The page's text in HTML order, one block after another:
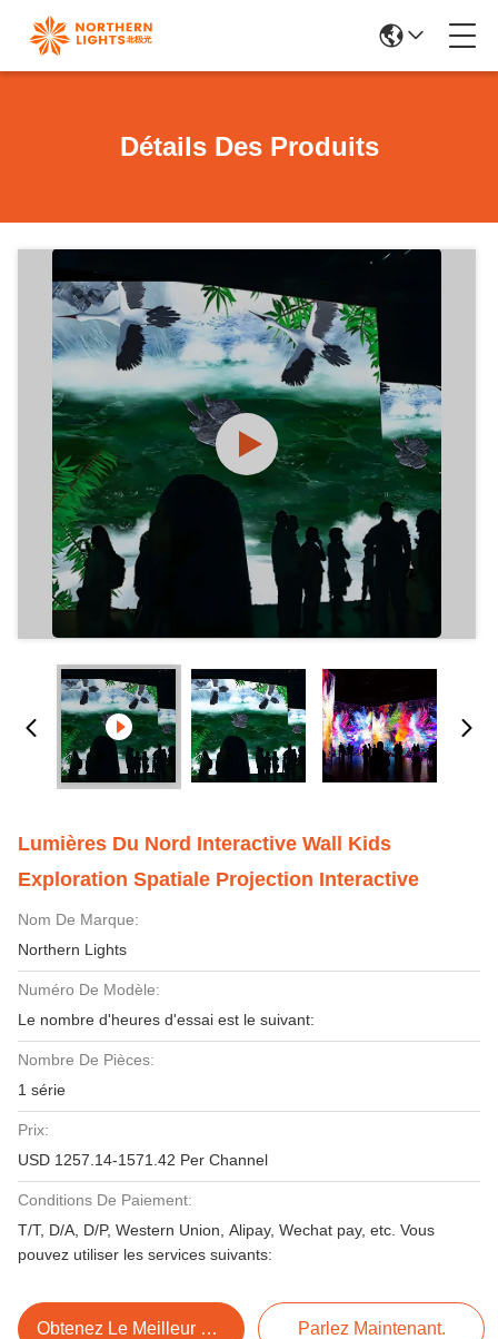
Détails Des Produits
Lumières Du Nord Interactive Wall Kids
Exploration Spatiale Projection Interactive
Nom De Marque:
Northern Lights
Numéro De Modèle:
Le nombre d'heures d'essai est le suivant:
Nombre De Pièces:
1 série
Prix:
USD 1257.14-1571.42 Per Channel
Conditions De Paiement:
T/T, D/A, D/P, Western Union, Alipay, Wechat pay, etc. Vous
pouvez utiliser les services suivants:
Obtenez Le Meilleur Prix Parlez Maintenant.